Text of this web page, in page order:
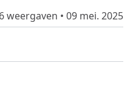
weergaven • 09 mei. 2025